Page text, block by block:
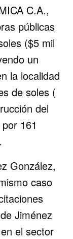
C.A.,
públicas
($5 mil
un
la localidad
de soles (
del
161
González,
caso
Jiménez
el sector